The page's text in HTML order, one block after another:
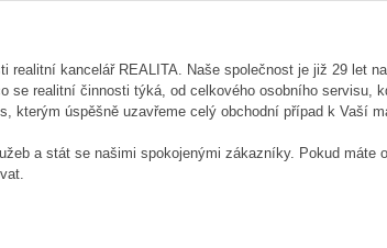
realitní kancelář REALITA. Naše společnost je již 29 let
se realitní činnosti týká, od celkového osobního servisu,
kterým úspěšně uzavřeme celý obchodní případ k Vaší
a stát se našimi spokojenými zákazníky. Pokud